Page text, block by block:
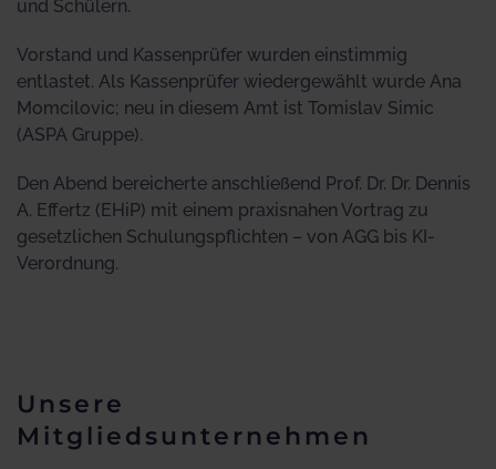
und Schülern.
Vorstand und Kassenprüfer wurden einstimmig
entlastet. Als Kassenprüfer wiedergewählt wurde Ana
Momcilovic; neu in diesem Amt ist Tomislav Simic
(ASPA Gruppe).
Den Abend bereicherte anschließend Prof. Dr. Dr. Dennis
A. Effertz (EHiP) mit einem praxisnahen Vortrag zu
gesetzlichen Schulungspflichten – von AGG bis KI-
Verordnung.
Unsere
Mitgliedsunternehmen